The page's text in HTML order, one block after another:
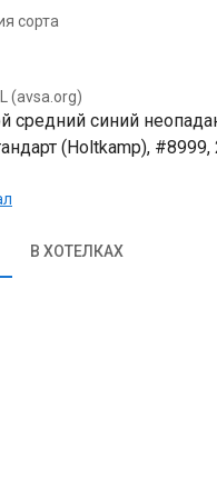
сорта
(avsa.org)
средний синий
(Holtkamp),
В ХОТЕЛКАХ